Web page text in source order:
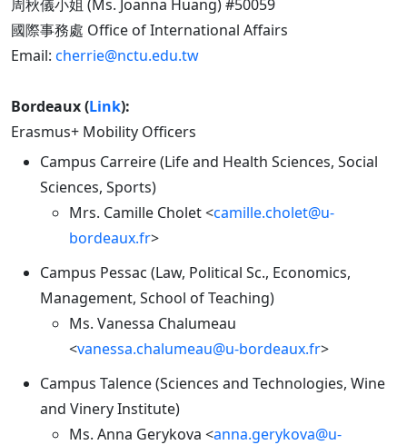
周秋儀小姐 (Ms. Joanna Huang) #50059
國際事務處 Office of International Affairs
Email: cherrie@nctu.edu.tw
Bordeaux (Link):
Erasmus+ Mobility Officers
Campus Carreire (Life and Health Sciences, Social
Sciences, Sports)
Mrs. Camille Cholet <camille.cholet@u-
bordeaux.fr>
Campus Pessac (Law, Political Sc., Economics,
Management, School of Teaching)
Ms. Vanessa Chalumeau
<vanessa.chalumeau@u-bordeaux.fr>
Campus Talence (Sciences and Technologies, Wine
and Vinery Institute)
Ms. Anna Gerykova <anna.gerykova@u-